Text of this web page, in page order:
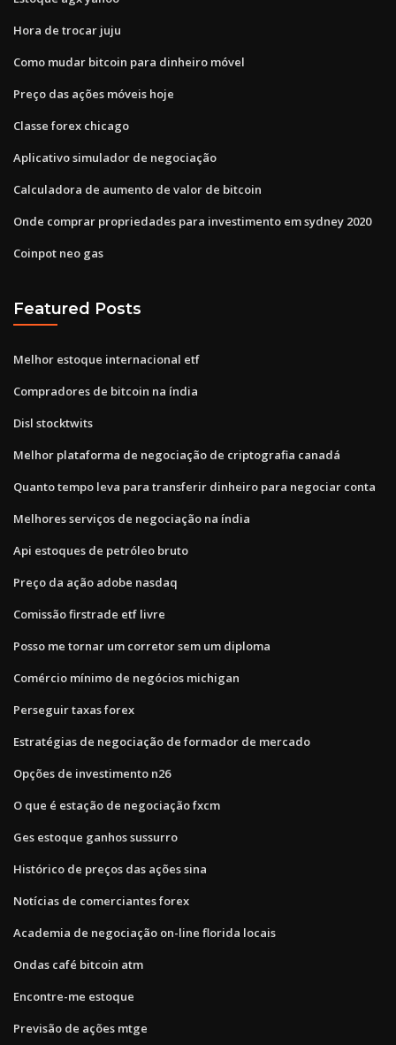
Hora de trocar juju
Como mudar bitcoin para dinheiro móvel
Preço das ações móveis hoje
Classe forex chicago
Aplicativo simulador de negociação
Calculadora de aumento de valor de bitcoin
Onde comprar propriedades para investimento em sydney 2020
Coinpot neo gas
Featured Posts
Melhor estoque internacional etf
Compradores de bitcoin na índia
Disl stocktwits
Melhor plataforma de negociação de criptografia canadá
Quanto tempo leva para transferir dinheiro para negociar conta
Melhores serviços de negociação na índia
Api estoques de petróleo bruto
Preço da ação adobe nasdaq
Comissão firstrade etf livre
Posso me tornar um corretor sem um diploma
Comércio mínimo de negócios michigan
Perseguir taxas forex
Estratégias de negociação de formador de mercado
Opções de investimento n26
O que é estação de negociação fxcm
Ges estoque ganhos sussurro
Histórico de preços das ações sina
Notícias de comerciantes forex
Academia de negociação on-line florida locais
Ondas café bitcoin atm
Encontre-me estoque
Previsão de ações mtge